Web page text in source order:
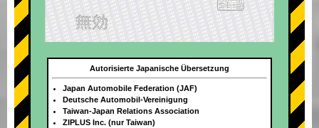
Autorisierte Japanische Übersetzung
Japan Automobile Federation (JAF)
Deutsche Automobil-Vereinigung
Taiwan-Japan Relations Association
ZIPLUS Inc. (nur Taiwan)